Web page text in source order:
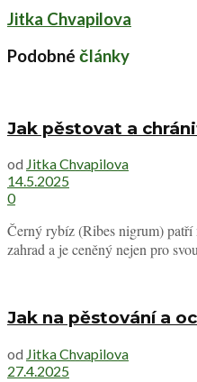
Jitka Chvapilova
Podobné články
Jak pěstovat a
od Jitka Chvapilova
14.5.2025
0
Černý rybíz (Ribes nigrum) patří
zahrad a je ceněný nejen pro
Jak na pěstování a
od Jitka Chvapilova
27.4.2025